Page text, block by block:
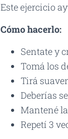
Este ejercicio
Cómo hacerlo:
Sentate y
Tomá los
Tirá
Deberías
Mantené
Repetí 3